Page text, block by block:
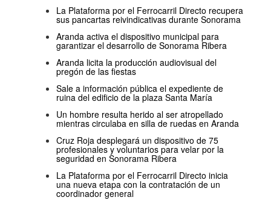
La Plataforma por el Ferrocarril Directo recupera
sus pancartas reivindicativas durante Sonorama
Aranda activa el dispositivo municipal para
garantizar el desarrollo de Sonorama Ribera
Aranda licita la producción audiovisual del
pregón de las fiestas
Sale a información pública el expediente de
ruina del edificio de la plaza Santa María
Un hombre resulta herido al ser atropellado
mientras circulaba en silla de ruedas en Aranda
Cruz Roja desplegará un dispositivo de 75
profesionales y voluntarios para velar por la
seguridad en Sonorama Ribera
La Plataforma por el Ferrocarril Directo inicia
una nueva etapa con la contratación de un
coordinador general